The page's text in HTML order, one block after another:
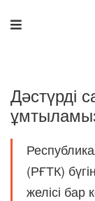
Дәстүрді
(РҒТК)
желісі